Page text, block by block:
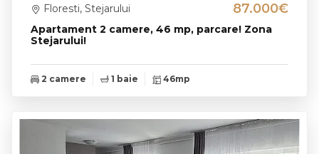
Apartament 2 camere, 46 mp, parcare! Zona
Stejarului!
Floresti, Stejarului 87.000€
2 camere 1 baie 46mp